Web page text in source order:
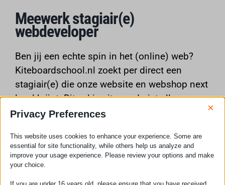
Meewerk stagiair(e)
webdeveloper
Ben jij een echte spin in het (online) web?
Kiteboardschool.nl zoekt per direct een
stagiair(e) die onze website en webshop next
level krijgt. Dit zal je uiteraard niet alleen
doen. Je krijgt hier namelijk begeleiding in
Ben jij daarnaast een kitesurfer of wil je dit
dolgraag graag leren? Check of deze stage
iets is voor jou!
Privacy Preferences ×
This website uses cookies to enhance your experience. Some are
essential for site functionality, while others help us analyze and
improve your usage experience. Please review your options and make
your choice.